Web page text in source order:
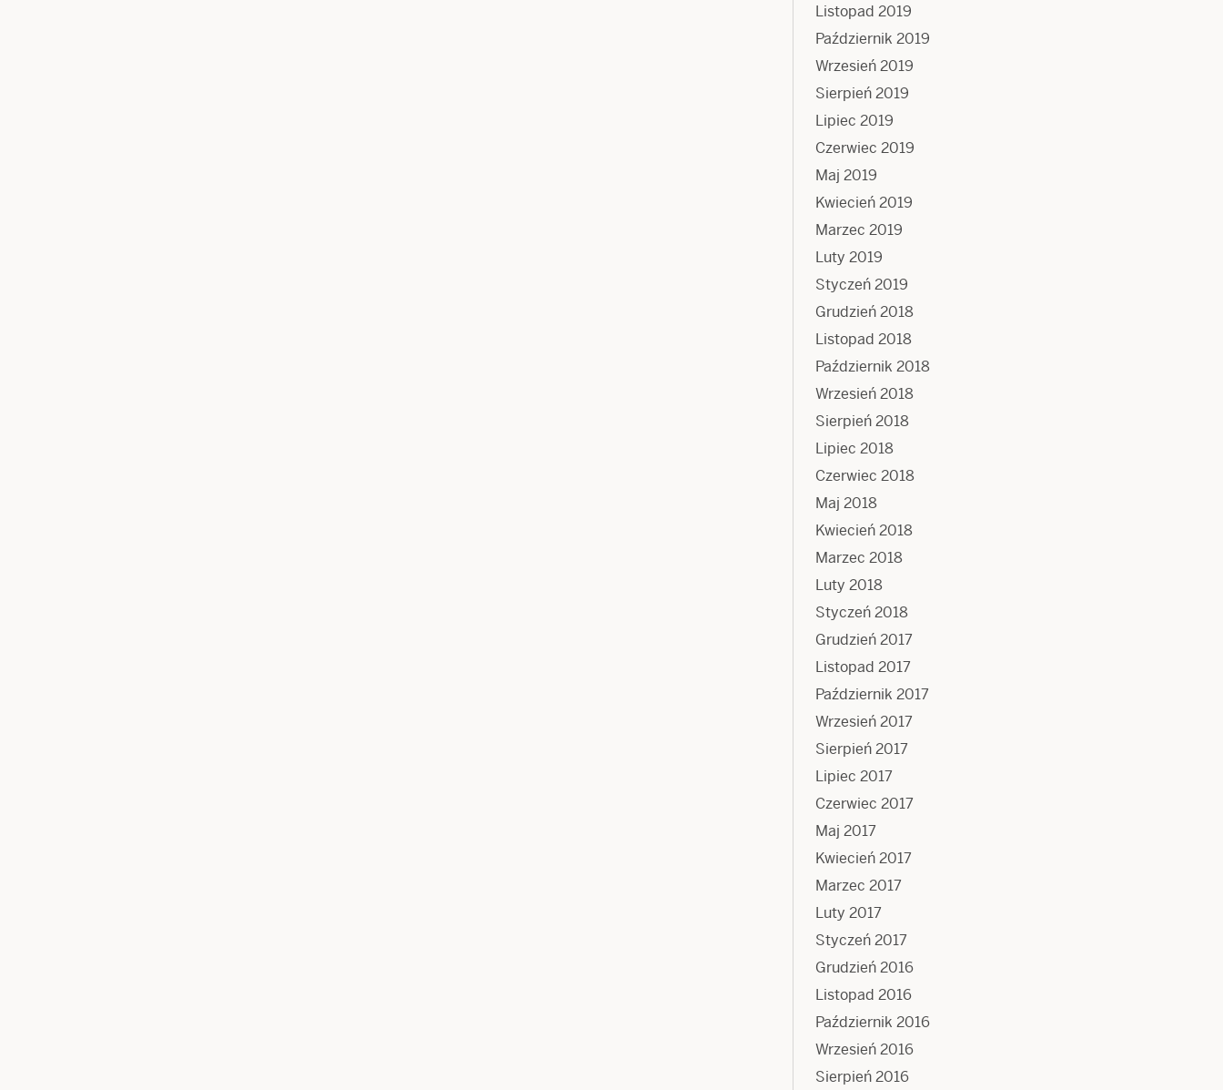
Listopad 2019
Październik 2019
Wrzesień 2019
Sierpień 2019
Lipiec 2019
Czerwiec 2019
Maj 2019
Kwiecień 2019
Marzec 2019
Luty 2019
Styczeń 2019
Grudzień 2018
Listopad 2018
Październik 2018
Wrzesień 2018
Sierpień 2018
Lipiec 2018
Czerwiec 2018
Maj 2018
Kwiecień 2018
Marzec 2018
Luty 2018
Styczeń 2018
Grudzień 2017
Listopad 2017
Październik 2017
Wrzesień 2017
Sierpień 2017
Lipiec 2017
Czerwiec 2017
Maj 2017
Kwiecień 2017
Marzec 2017
Luty 2017
Styczeń 2017
Grudzień 2016
Listopad 2016
Październik 2016
Wrzesień 2016
Sierpień 2016